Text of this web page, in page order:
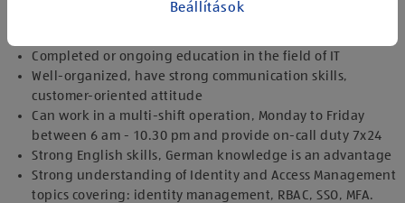
Completed or ongoing education in the field of IT
Well-organized, have strong communication skills,
customer-oriented attitude
Can work in a multi-shift operation, Monday to Friday
between 6 am - 10.30 pm and provide on-call duty 7x24
Strong English skills, German knowledge is an advantage
Strong understanding of Identity and Access Management
topics covering: identity management, RBAC, SSO, MFA.
Beállítások